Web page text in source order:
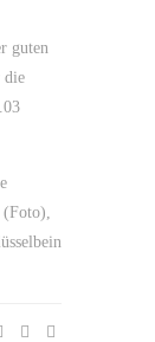
guten
die
(Foto),